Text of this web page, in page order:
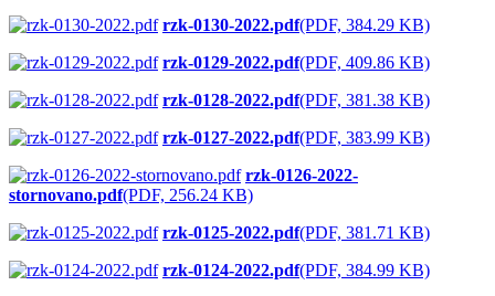
rzk-0130-2022.pdf(PDF, 384.29 KB)
rzk-0129-2022.pdf(PDF, 409.86 KB)
rzk-0128-2022.pdf(PDF, 381.38 KB)
rzk-0127-2022.pdf(PDF, 383.99 KB)
rzk-0126-2022-
stornovano.pdf(PDF, 256.24 KB)
rzk-0125-2022.pdf(PDF, 381.71 KB)
rzk-0124-2022.pdf(PDF, 384.99 KB)